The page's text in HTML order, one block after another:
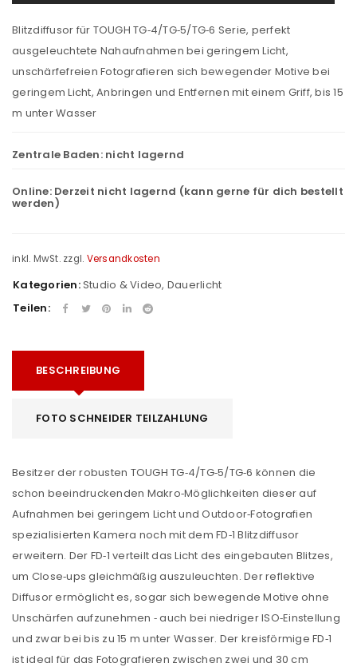
Blitzdiffusor für TOUGH TG‑4/TG‑5/TG‑6 Serie, perfekt
ausgeleuchtete Nahaufnahmen bei geringem Licht,
unschärfefreien Fotografieren sich bewegender Motive bei
geringem Licht, Anbringen und Entfernen mit einem Griff, bis 15
m unter Wasser
Zentrale Baden: nicht lagernd
Online: Derzeit nicht lagernd (kann gerne für dich bestellt
werden)
inkl. MwSt. zzgl. Versandkosten
Kategorien:Studio & Video, Dauerlicht
Teilen:
BESCHREIBUNG
FOTO SCHNEIDER TEILZAHLUNG
Besitzer der robusten TOUGH TG‑4/TG‑5/TG‑6 können die
schon beeindruckenden Makro‑Möglichkeiten dieser auf
Aufnahmen bei geringem Licht und Outdoor‑Fotografien
spezialisierten Kamera noch mit dem FD‑1 Blitzdiffusor
erweitern. Der FD‑1 verteilt das Licht des eingebauten Blitzes,
um Close‑ups gleichmäßig auszuleuchten. Der reflektive
Diffusor ermöglicht es, sogar sich bewegende Motive ohne
Unschärfen aufzunehmen ‑ auch bei niedriger ISO‑Einstellung
und zwar bei bis zu 15 m unter Wasser. Der kreisförmige FD‑1
ist ideal für das Fotografieren zwischen zwei und 30 cm